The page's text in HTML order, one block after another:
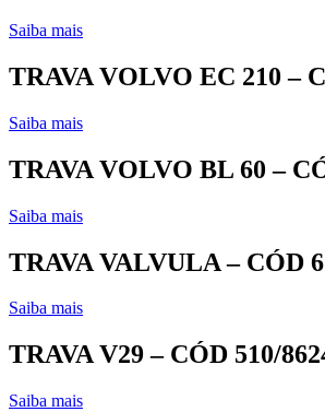
Saiba mais
TRAVA VOLVO EC 210 –
Saiba mais
TRAVA VOLVO BL 60 –
Saiba mais
TRAVA VALVULA – CÓD
Saiba mais
TRAVA V29 – CÓD 510/
Saiba mais